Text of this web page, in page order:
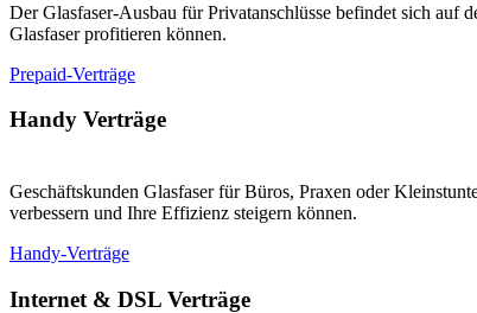
Der Glasfaser-Ausbau für Privatanschlüsse befindet sich auf
Glasfaser profitieren können.
Prepaid-Verträge
Handy Verträge
Geschäftskunden Glasfaser für Büros, Praxen oder
verbessern und Ihre Effizienz steigern können.
Handy-Verträge
Internet & DSL Verträge